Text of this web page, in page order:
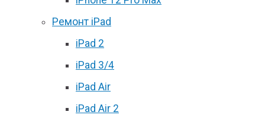
Ремонт iPad
iPad 2
iPad 3/4
iPad Air
iPad Air 2